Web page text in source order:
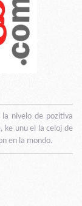
la nivelo de pozitiva
ke unu el la celoj de
en la mondo.